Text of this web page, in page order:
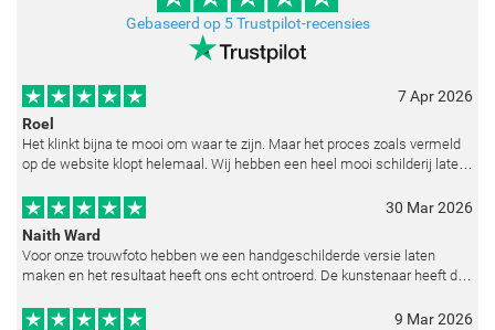
Gebaseerd op 5 Trustpilot-recensies
7 Apr 2026
Roel
Het klinkt bijna te mooi om waar te zijn. Maar het proces zoals vermeld
op de website klopt helemaal. Wij hebben een heel mooi schilderij laten
30 Mar 2026
Naith Ward
Voor onze trouwfoto hebben we een handgeschilderde versie laten
maken en het resultaat heeft ons echt ontroerd. De kunstenaar heeft de
9 Mar 2026